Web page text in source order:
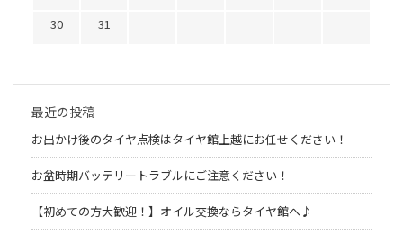
30
31
最近の投稿
お出かけ後のタイヤ点検はタイヤ館上越にお任せください！
お盆時期バッテリートラブルにご注意ください！
【初めての方大歓迎！】オイル交換ならタイヤ館へ♪